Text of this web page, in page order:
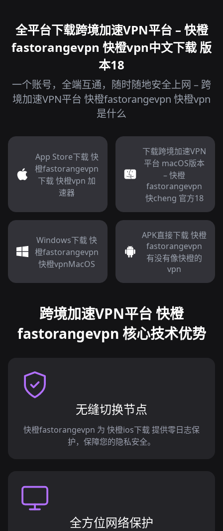
全平台下载跨境加速VPN平台 – 快橙
fastorangevpn 快橙vpn中文下载 版
本18
一个账号，全端互通，随时随地安全上网 – 跨
境加速VPN平台 快橙fastorangevpn 快橙vpn
是什么
App Store下载 快
橙fastorangevpn
下载 快橙vpn 加
速器
下载跨境加速VPN
平台 macOS版本
– 快橙
fastorangevpn
快cheng 官方18
Windows下载 快
橙fastorangevpn
快橙vpnMacOS
APK直接下载 快橙
fastorangevpn
有没有像快橙的
vpn
跨境加速VPN平台 快橙
fastorangevpn 核心技术优势
无缝切换节点
快橙fastorangevpn 为 快橙ios下载 提供零日志保
护，保障您的隐私安全。
全方位网络保护